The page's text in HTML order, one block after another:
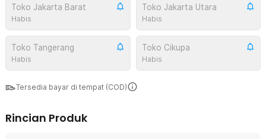
Toko Jakarta Barat
Habis
Toko Jakarta Utara
Habis
Toko Tangerang
Habis
Toko Cikupa
Habis
Tersedia bayar di tempat (COD)
Rincian Produk